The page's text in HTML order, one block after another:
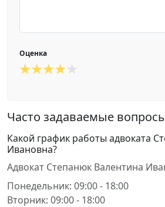
Оценка
Часто задаваемые
Какой график работы адвоката
Ивановна?
Адвокат Степанюк Валентина
Понедельник: 09:00 - 18:00
Вторник: 09:00 - 18:00